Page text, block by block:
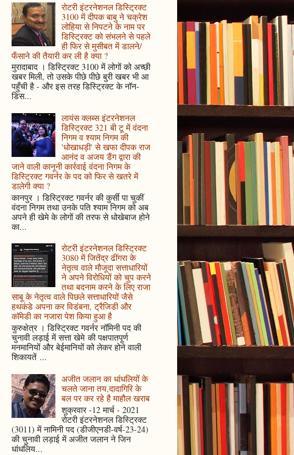
रोटरी इंटरनेशनल डिस्ट्रिक्ट
3100 में दीपक बाबु ने चक्रेश
लोहिया से निपटने के नाम पर
डिस्ट्रिक्ट को संभलने से पहले
ही फिर से मुसीबत में डालने/
फँसाने की तैयारी कर ली है क्या ?
मुरादाबाद । डिस्ट्रिक्ट 3100 में लोगों को अच्छी
खबर मिली, तो उसके पीछे पीछे बुरी खबर भी आ
पहुँची है - और इस तरह डिस्ट्रिक्ट के नॉन-
डिस...
लायंस क्लब्स इंटरनेशनल
डिस्ट्रिक्ट 321 बी टू में वंदना
निगम व श्याम निगम की
'धोखाधड़ी' से खफा दीपक राज
आनंद व अजय डैंग द्वारा की
जाने वाली कानूनी कार्रवाई वंदना निगम के
डिस्ट्रिक्ट गवर्नर के पद को फिर से खतरे में
डालेगी क्या ?
कानपुर । डिस्ट्रिक्ट गवर्नर की कुर्सी पा चुकीं
वंदना निगम तथा उनके पति श्याम निगम को अब
अपने ही खेमे के लोगों की तरफ से धोखेबाज होने
का...
रोटरी इंटरनेशनल डिस्ट्रिक्ट
3080 में जितेंद्र ढींगरा के
नेतृत्व वाले मौजूदा सत्ताधारियों
ने अपने विरोधियों को चुप करने
तथा बदनाम करने के लिए राजा
साबू के नेतृत्व वाले पिछले सत्ताधारियों जैसे
हथकंडे अपना कर विडंबना, ट्रैजिडी और
कॉमेडी का नजारा पेश किया हुआ है
कुरुक्षेत्र । डिस्ट्रिक्ट गवर्नर नॉमिनी पद की
चुनावी लड़ाई में सत्ता खेमे की पक्षपातपूर्ण
मनमानियों और बेईमानियों को लेकर होने वाली
शिकायतें ...
अजीत जलान का धांधलियों के
चलते जाना तय,दादागिरि के
बल पर कर रहे है माहौल खराब
शुक्रवार -12 मार्च - 2021
रोटरी इंटरनेशनल डिस्ट्रिक्ट
(3011) में नामिनी पद (डीजीएनडी-वर्ष-23-24)
की चुनावी लड़ाई में अजीत जलान ने जिन
धांधलिय...